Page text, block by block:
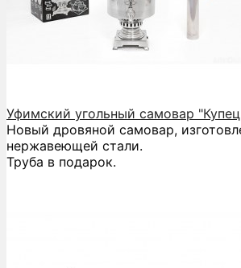
Уфимский угольный самовар
Новый дровяной самовар,
нержавеющей стали.
Труба в подарок.